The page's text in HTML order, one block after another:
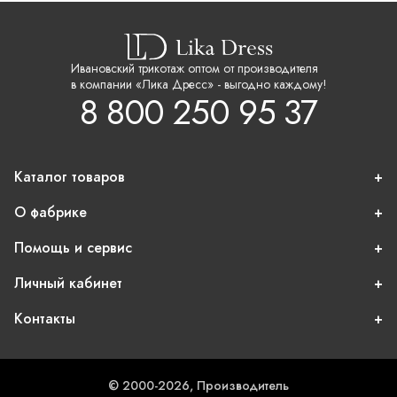
Ивановский трикотаж оптом от производителя
в компании «Лика Дресс» - выгодно каждому!
8 800 250 95 37
Каталог товаров
О фабрике
Помощь и сервис
Личный кабинет
Контакты
© 2000-2026, Производитель